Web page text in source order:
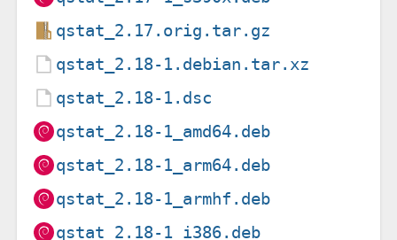
qstat_2.17.orig.tar.gz
qstat_2.18-1.debian.tar.xz
qstat_2.18-1.dsc
qstat_2.18-1_amd64.deb
qstat_2.18-1_arm64.deb
qstat_2.18-1_armhf.deb
qstat_2.18-1_i386.deb